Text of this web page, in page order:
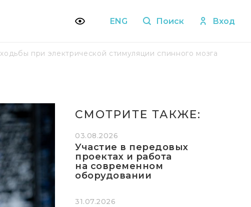
ENG Поиск Вход
при электрической стимуляции спинного мозга
СМОТРИТЕ ТАКЖЕ:
03.08.2026
Участие в передовых
проектах и работа
на современном
оборудовании
31.07.2026